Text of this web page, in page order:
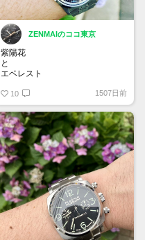
ZENMAIのココ東京
紫陽花
と
エベレスト
スミスウォッチ
#timefactors #prs25
#prs25thanniversary #smiths
#smithswatches #everest .
10 1507日前